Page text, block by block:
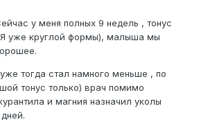
у меня полных 9 недель , тонус
уже круглой формы), малыша мы
тогда стал намного меньше , по
тонус только) врач помимо
и магния назначил уколы